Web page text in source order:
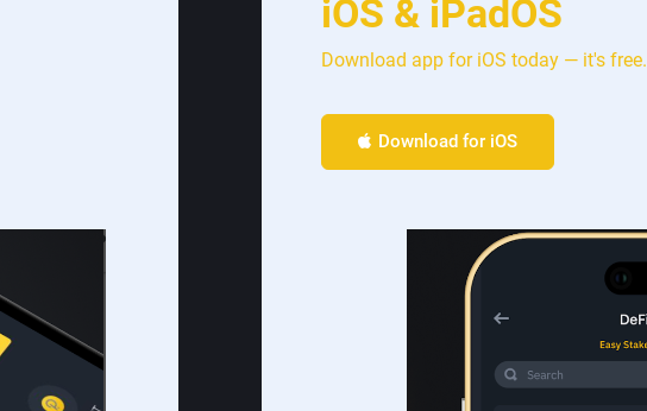
iOS & iPadOS
Download app for iOS today — it's free.
Download for iOS